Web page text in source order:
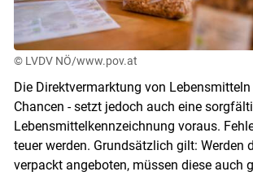
© LVDV NÖ/www.pov.at
Die Direktvermarktung von
Chancen - setzt jedoch auch eine
Lebensmittelkennzeichnung voraus.
teuer werden. Grundsätzlich gilt: Werden
verpackt angeboten, müssen diese auch